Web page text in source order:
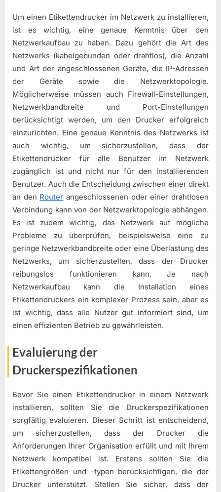
Um einen Etikettendrucker im Netzwerk zu installieren,
ist es wichtig, eine genaue Kenntnis über den
Netzwerkaufbau zu haben. Dazu gehört die Art des
Netzwerks (kabelgebunden oder drahtlos), die Anzahl
und Art der angeschlossenen Geräte, die IP-Adressen
der Geräte sowie die Netzwerktopologie.
Möglicherweise müssen auch Firewall-Einstellungen,
Netzwerkbandbreite und Port-Einstellungen
berücksichtigt werden, um den Drucker erfolgreich
einzurichten. Eine genaue Kenntnis des Netzwerks ist
auch wichtig, um sicherzustellen, dass der
Etikettendrucker für alle Benutzer im Netzwerk
zugänglich ist und nicht nur für den installierenden
Benutzer. Auch die Entscheidung zwischen einer direkt
an den Router angeschlossenen oder einer drahtlosen
Verbindung kann von der Netzwerktopologie abhängen.
Es ist zudem wichtig, das Netzwerk auf mögliche
Probleme zu überprüfen, beispielsweise eine zu
geringe Netzwerkbandbreite oder eine Überlastung des
Netzwerks, um sicherzustellen, dass der Drucker
reibungslos funktionieren kann. Je nach
Netzwerkaufbau kann die Installation eines
Etikettendruckers ein komplexer Prozess sein, aber es
ist wichtig, dass alle Nutzer gut informiert sind, um
einen effizienten Betrieb zu gewährleisten.
Evaluierung der
Druckerspezifikationen
Bevor Sie einen Etikettendrucker in einem Netzwerk
installieren, sollten Sie die Druckerspezifikationen
sorgfältig evaluieren. Dieser Schritt ist entscheidend,
um sicherzustellen, dass der Drucker die
Anforderungen Ihrer Organisation erfüllt und mit Ihrem
Netzwerk kompatibel ist. Erstens sollten Sie die
Etikettengrößen und -typen berücksichtigen, die der
Drucker unterstützt. Stellen Sie sicher, dass der